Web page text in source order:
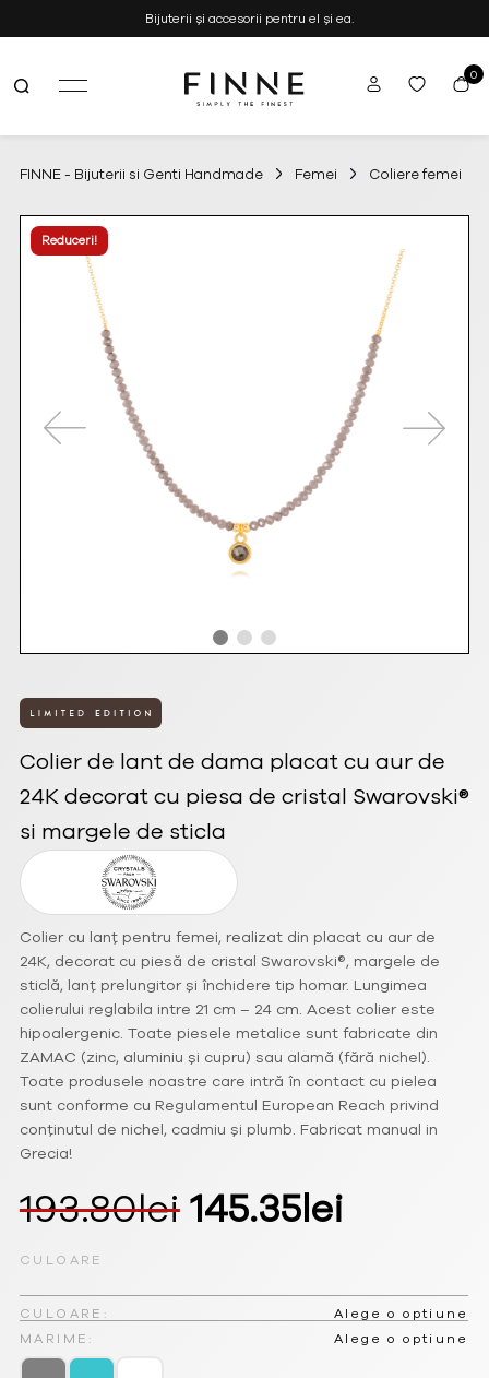
Bijuterii și accesorii pentru el și ea.
FINNE
si
Handmade
0
FINNE - Bijuterii si Genti Handmade Femei Coliere femei
Reduceri!
Colier de lant de dama placat cu aur de
24K decorat cu piesa de cristal Swarovski®
si margele de sticla
Colier cu lanț pentru femei, realizat din placat cu aur de
24K, decorat cu piesă de cristal Swarovski®, margele de
sticlă, lanț prelungitor și închidere tip homar. Lungimea
colierului reglabila intre 21 cm – 24 cm. Acest colier este
hipoalergenic. Toate piesele metalice sunt fabricate din
ZAMAC (zinc, aluminiu și cupru) sau alamă (fără nichel).
Toate produsele noastre care intră în contact cu pielea
sunt conforme cu Regulamentul European Reach privind
conținutul de nichel, cadmiu și plumb. Fabricat manual in
Grecia!
193.80leiPrețul
a
fost:
145.35leiPrețul
este:
CULOARE
CULOARE:
Alege o optiune
MARIME:
Alege o optiune